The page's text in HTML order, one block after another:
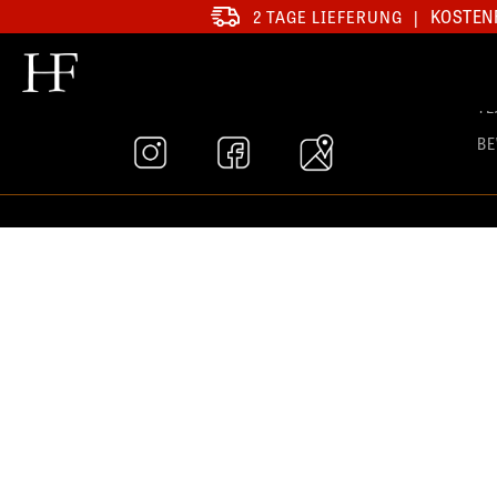
2 TAGE LIEFERUNG |